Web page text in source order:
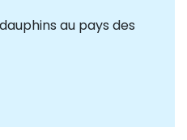
au pays des